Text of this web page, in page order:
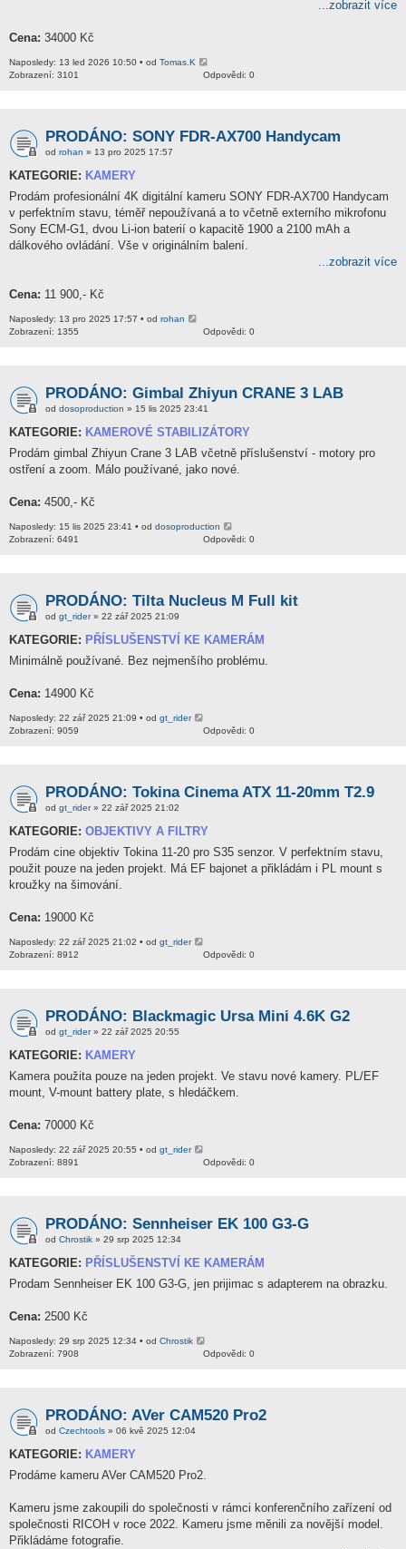
...zobrazit více
Cena: 34000 Kč
Naposledy: 13 led 2026 10:50 • od Tomas.K
Odpovědi: 0
Zobrazení: 3101
PRODÁNO: SONY FDR-AX700 Handycam
od rohan » 13 pro 2025 17:57
KATEGORIE: KAMERY
Prodám profesionální 4K digitální kameru SONY FDR-AX700 Handycam
v perfektním stavu, téměř nepoužívaná a to včetně externího mikrofonu
Sony ECM-G1, dvou Li-ion baterií o kapacitě 1900 a 2100 mAh a
dálkového ovládání. Vše v originálním balení.
...zobrazit více
Cena: 11 900,- Kč
Naposledy: 13 pro 2025 17:57 • od rohan
Odpovědi: 0
Zobrazení: 1355
PRODÁNO: Gimbal Zhiyun CRANE 3 LAB
od dosoproduction » 15 lis 2025 23:41
KATEGORIE: KAMEROVÉ STABILIZÁTORY
Prodám gimbal Zhiyun Crane 3 LAB včetně příslušenství - motory pro
ostření a zoom. Málo používané, jako nové.
Cena: 4500,- Kč
Naposledy: 15 lis 2025 23:41 • od dosoproduction
Odpovědi: 0
Zobrazení: 6491
PRODÁNO: Tilta Nucleus M Full kit
od gt_rider» 22 zář 2025 21:09
KATEGORIE: PŘÍSLUŠENSTVÍ KE KAMERÁM
Minimálně používané. Bez nejmenšího problému.
Cena: 14900 Kč
Naposledy: 22 zář 2025 21:09 • od gt_rider
Odpovědi: 0
Zobrazení: 9059
PRODÁNO: Tokina Cinema ATX 11-20mm T2.9
od gt_rider» 22 zář 2025 21:02
KATEGORIE: OBJEKTIVY A FILTRY
Prodám cine objektiv Tokina 11-20 pro S35 senzor. V perfektním stavu,
použit pouze na jeden projekt. Má EF bajonet a přikládám i PL mount s
kroužky na šimování.
Cena: 19000 Kč
Naposledy: 22 zář 2025 21:02 • od gt_rider
Odpovědi: 0
Zobrazení: 8912
PRODÁNO: Blackmagic Ursa Mini 4.6K G2
od gt_rider» 22 zář 2025 20:55
KATEGORIE: KAMERY
Kamera použita pouze na jeden projekt. Ve stavu nové kamery. PL/EF
mount, V-mount battery plate, s hledáčkem.
Cena: 70000 Kč
Naposledy: 22 zář 2025 20:55 • od gt_rider
Odpovědi: 0
Zobrazení: 8891
PRODÁNO: Sennheiser EK 100 G3-G
od Chrostik » 29 srp 2025 12:34
KATEGORIE: PŘÍSLUŠENSTVÍ KE KAMERÁM
Prodam Sennheiser EK 100 G3-G, jen prijimac s adapterem na obrazku.
Cena: 2500 Kč
Naposledy: 29 srp 2025 12:34 • od Chrostik
Odpovědi: 0
Zobrazení: 7908
PRODÁNO: AVer CAM520 Pro2
od Czechtools » 06 kvě 2025 12:04
KATEGORIE: KAMERY
Prodáme kameru AVer CAM520 Pro2.
Kameru jsme zakoupili do společnosti v rámci konferenčního zařízení od
společnosti RICOH v roce 2022. Kameru jsme měnili za novější model.
Přikládáme fotografie.